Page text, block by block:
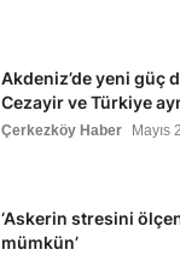
Akdeniz’de yeni güç
Cezayir ve Türkiye
Çerkezköy Haber Mayıs
‘Askerin stresini
mümkün’